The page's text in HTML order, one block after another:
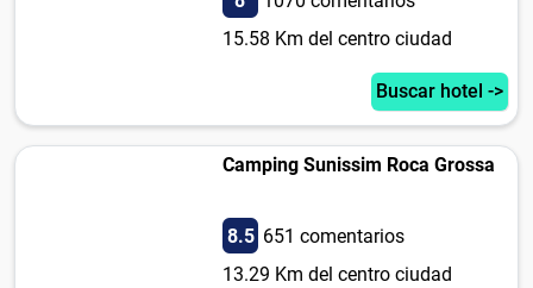
15.58 Km del centro ciudad
Buscar hotel ->
Camping Sunissim Roca Grossa
8.5 651 comentarios
13.29 Km del centro ciudad